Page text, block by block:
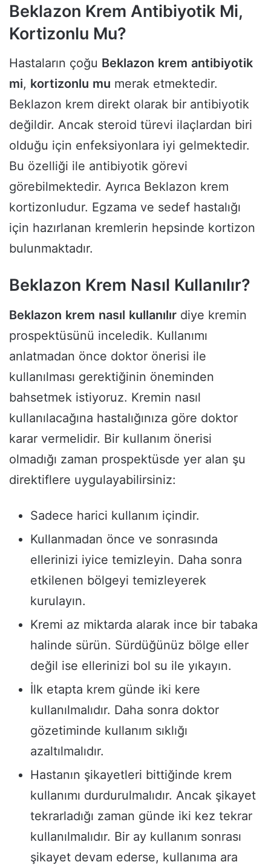
Beklazon Krem Antibiyotik Mi,
Kortizonlu Mu?
Hastaların çoğu Beklazon krem antibiyotik
mi, kortizonlu mu merak etmektedir.
Beklazon krem direkt olarak bir antibiyotik
değildir. Ancak steroid türevi ilaçlardan biri
olduğu için enfeksiyonlara iyi gelmektedir.
Bu özelliği ile antibiyotik görevi
görebilmektedir. Ayrıca Beklazon krem
kortizonludur. Egzama ve sedef hastalığı
için hazırlanan kremlerin hepsinde kortizon
bulunmaktadır.
Beklazon Krem Nasıl Kullanılır?
Beklazon krem nasıl kullanılır diye kremin
prospektüsünü inceledik. Kullanımı
anlatmadan önce doktor önerisi ile
kullanılması gerektiğinin öneminden
bahsetmek istiyoruz. Kremin nasıl
kullanılacağına hastalığınıza göre doktor
karar vermelidir. Bir kullanım önerisi
olmadığı zaman prospektüsde yer alan şu
direktiflere uygulayabilirsiniz:
Sadece harici kullanım içindir.
Kullanmadan önce ve sonrasında
ellerinizi iyice temizleyin. Daha sonra
etkilenen bölgeyi temizleyerek
kurulayın.
Kremi az miktarda alarak ince bir tabaka
halinde sürün. Sürdüğünüz bölge eller
değil ise ellerinizi bol su ile yıkayın.
İlk etapta krem günde iki kere
kullanılmalıdır. Daha sonra doktor
gözetiminde kullanım sıklığı
azaltılmalıdır.
Hastanın şikayetleri bittiğinde krem
kullanımı durdurulmalıdır. Ancak şikayet
tekrarladığı zaman günde iki kez tekrar
kullanılmalıdır. Bir ay kullanım sonrası
şikayet devam ederse, kullanıma ara